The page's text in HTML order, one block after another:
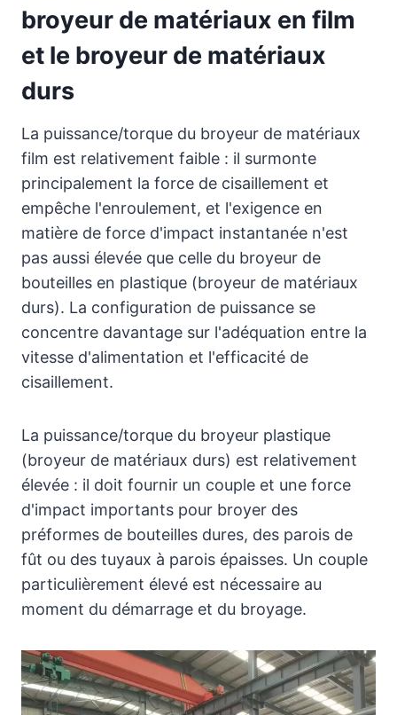
broyeur de matériaux en film
et le broyeur de matériaux
durs
La puissance/torque du broyeur de matériaux
film est relativement faible : il surmonte
principalement la force de cisaillement et
empêche l'enroulement, et l'exigence en
matière de force d'impact instantanée n'est
pas aussi élevée que celle du broyeur de
bouteilles en plastique (broyeur de matériaux
durs). La configuration de puissance se
concentre davantage sur l'adéquation entre la
vitesse d'alimentation et l'efficacité de
cisaillement.
La puissance/torque du broyeur plastique
(broyeur de matériaux durs) est relativement
élevée : il doit fournir un couple et une force
d'impact importants pour broyer des
préformes de bouteilles dures, des parois de
fût ou des tuyaux à parois épaisses. Un couple
particulièrement élevé est nécessaire au
moment du démarrage et du broyage.